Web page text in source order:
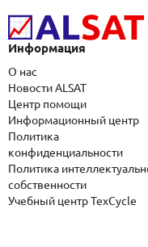
Информация
О нас
Новости ALSAT
Центр помощи
Информационный центр
Политика
конфиденциальности
Политика
собственности
Учебный центр TexCycle